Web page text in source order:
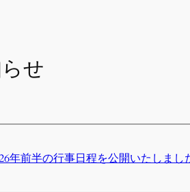
せ
年前半の行事日程を公開いたしまし